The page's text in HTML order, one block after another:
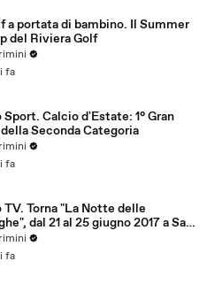
a portata di bambino. Il Summer
del Riviera Golf
fa
Sport. Calcio d'Estate: 1° Gran
della Seconda Categoria
fa
TV. Torna "La Notte delle
dal 21 al 25 giugno 2017 a San
in M
fa